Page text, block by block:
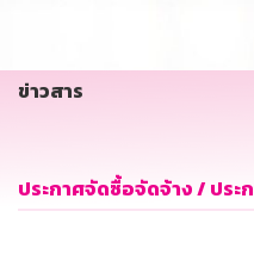
ข่าวสาร
ประกาศจัดซื้อจัดจ้าง / ประ